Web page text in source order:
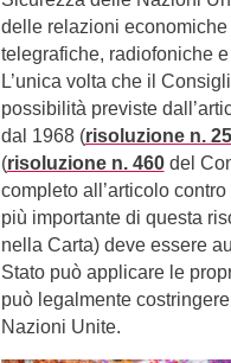
delle relazioni
telegrafiche, radiofoniche
L’unica volta che il
possibilità previste
dal 1968 (risoluzione n.
(risoluzione n. 460del
completo all’articolo
più importante di questa
nella Carta) deve essere
Stato può applicare le
può legalmente
Nazioni Unite.